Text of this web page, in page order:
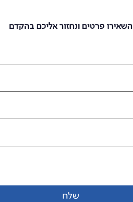
השאירו פרטים ונחזור אליכם בהקדם
שלח